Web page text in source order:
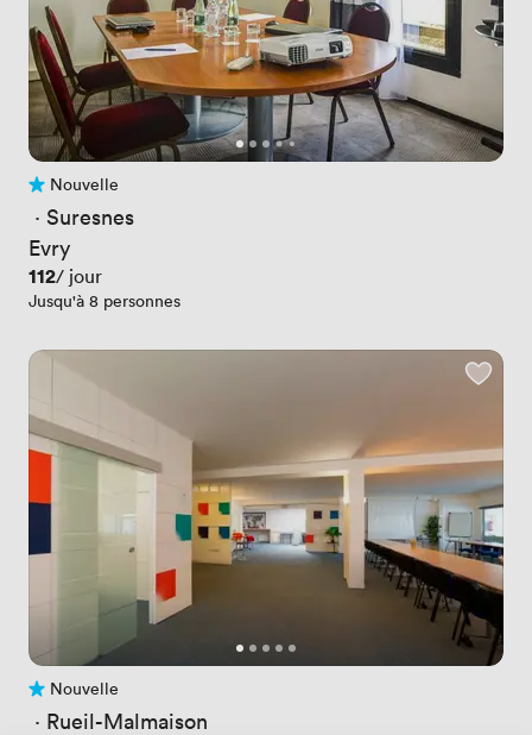
Pas encore d'avis
Nouvelle
· Suresnes
Evry
Prix
112/ jour
Jusqu'à 8 personnes
Pas encore d'avis
Nouvelle
· Rueil-Malmaison